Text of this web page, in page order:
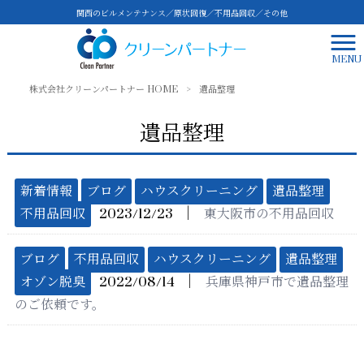
関西のビルメンテナンス／原状回復／不用品回収／その他
MENU
株式会社クリーンパートナー HOME > 遺品整理
遺品整理
新着情報 ブログ ハウスクリーニング
遺品整理
不用品回収
2023/12/23 東大阪市の不用品回収
ブログ 不用品回収 ハウスクリーニング
遺品整理
オゾン脱臭
2022/08/14
兵庫県神戸市で遺品整理
のご依頼です。